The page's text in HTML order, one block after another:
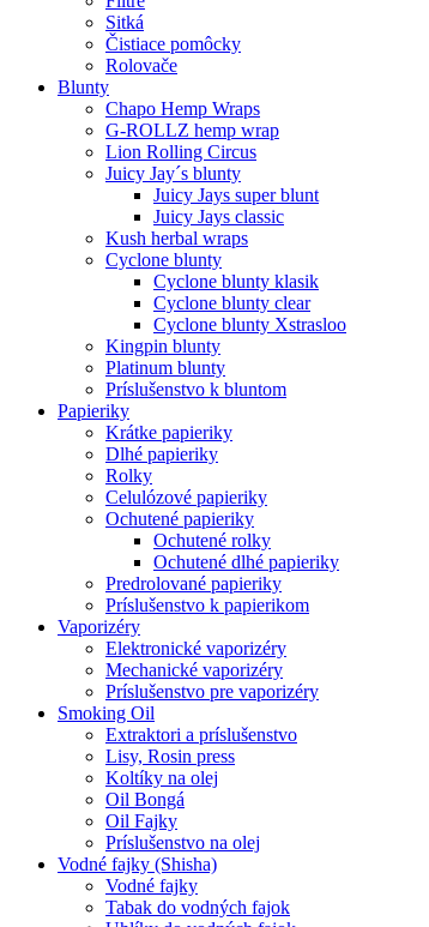
Sitká
Čistiace pomôcky
Rolovače
Blunty
Chapo Hemp Wraps
G-ROLLZ hemp wrap
Lion Rolling Circus
Juicy Jay´s blunty
Juicy Jays super blunt
Juicy Jays classic
Kush herbal wraps
Cyclone blunty
Cyclone blunty klasik
Cyclone blunty clear
Cyclone blunty Xstrasloo
Kingpin blunty
Platinum blunty
Príslušenstvo k bluntom
Papieriky
Krátke papieriky
Dlhé papieriky
Rolky
Celulózové papieriky
Ochutené papieriky
Ochutené rolky
Ochutené dlhé papieriky
Predrolované papieriky
Príslušenstvo k papierikom
Vaporizéry
Elektronické vaporizéry
Mechanické vaporizéry
Príslušenstvo pre vaporizéry
Smoking Oil
Extraktori a príslušenstvo
Lisy, Rosin press
Koltíky na olej
Oil Bongá
Oil Fajky
Príslušenstvo na olej
Vodné fajky (Shisha)
Vodné fajky
Tabak do vodných fajok